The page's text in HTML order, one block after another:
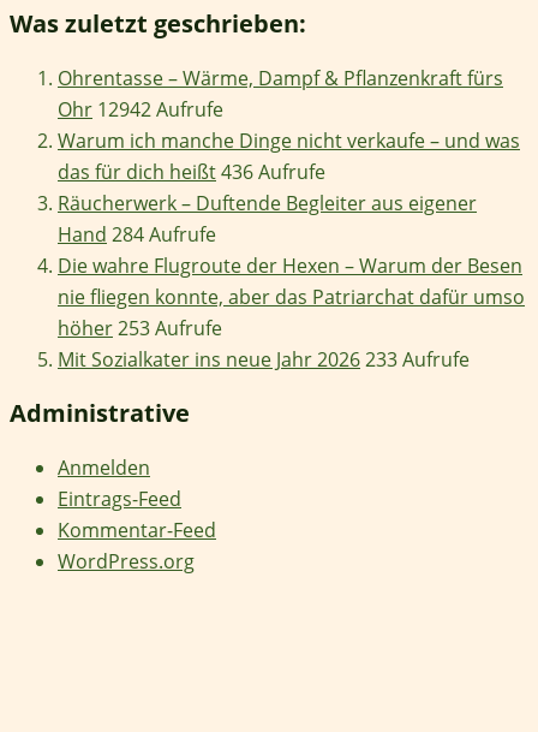
Was zuletzt geschrieben:
Ohrentasse – Wärme, Dampf & Pflanzenkraft fürs
Ohr 12942 Aufrufe
Warum ich manche Dinge nicht verkaufe – und was
das für dich heißt436 Aufrufe
Räucherwerk – Duftende Begleiter aus eigener
Hand 284 Aufrufe
Die wahre Flugroute der Hexen – Warum der Besen
nie fliegen konnte, aber das Patriarchat dafür umso
höher253 Aufrufe
Mit Sozialkater ins neue Jahr 2026233 Aufrufe
Administrative
Anmelden
Eintrags-Feed
Kommentar-Feed
WordPress.org